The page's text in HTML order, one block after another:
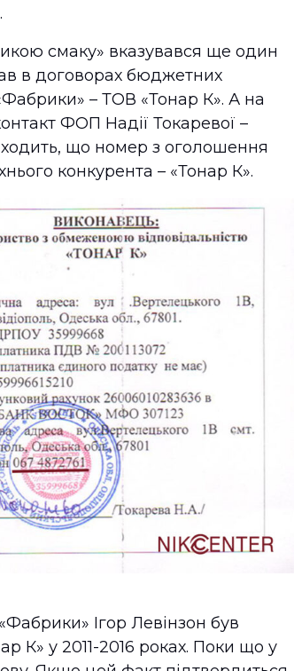
смаку» вказувався ще один
в договорах бюджетних
– ТОВ «Тонар К». А на
ФОП Надії Токаревої –
що номер з оголошення
конкурента – «Тонар К».
Ігор Левінзон був
К» у 2011-2016 роках. Поки що у